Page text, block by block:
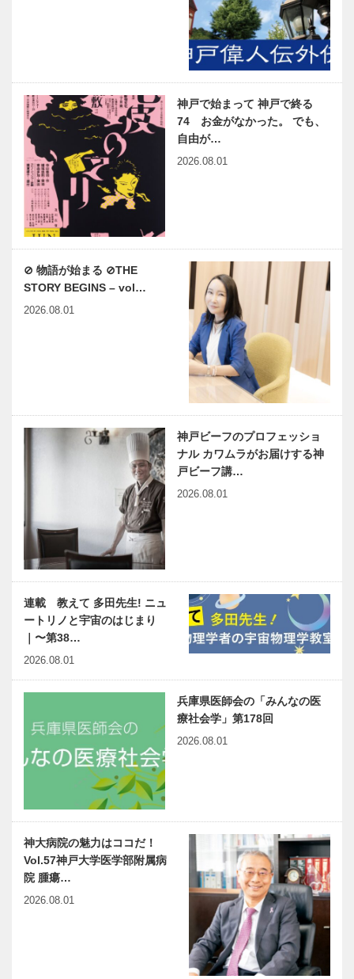
神戸で始まって 神戸で終る
74 お金がなかった。 でも、
自由が…
2026.08.01
⊘ 物語が始まる ⊘THE
STORY BEGINS – vol…
2026.08.01
神戸ビーフのプロフェッショ
ナル カワムラがお届けする神
戸ビーフ講…
2026.08.01
連載 教えて 多田先生! ニュ
ートリノと宇宙のはじまり
｜〜第38…
2026.08.01
兵庫県医師会の「みんなの医
療社会学」第178回
2026.08.01
神大病院の魅力はココだ！
Vol.57神戸大学医学部附属病
院 腫瘍…
2026.08.01